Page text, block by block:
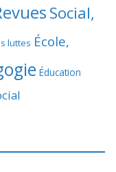
Social,
luttes École,
Éducation